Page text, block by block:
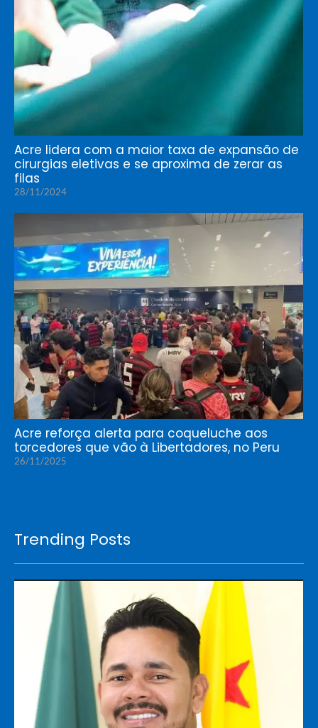
Acre lidera com a maior taxa de expansão de
cirurgias eletivas e se aproxima de zerar as
filas
28/11/2024
Acre reforça alerta para coqueluche aos
torcedores que vão à Libertadores, no Peru
26/11/2025
Trending Posts